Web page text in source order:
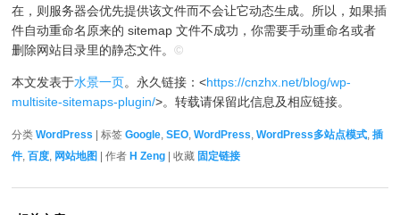
在，则服务器会优先提供该文件而不会让它动态生成。所以，如果插
件自动重命名原来的 sitemap 文件不成功，你需要手动重命名或者
删除网站目录里的静态文件。©
本文发表于水景一页。永久链接：<https://cnzhx.net/blog/wp-
multisite-sitemaps-plugin/>。转载请保留此信息及相应链接。
分类WordPress | 标签Google,SEO,WordPress,WordPress多站点模式,插
件,百度, 网站地图 | 作者 H Zeng | 收藏 固定链接